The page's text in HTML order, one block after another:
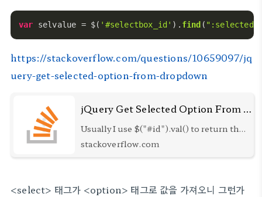
var selvalue = $( '#selectbox_id' ). find ( ":selected"
https://stackoverflow.com/questions/10659097/jq
uery-get-selected-option-from-dropdown
jQuery Get Selected Option From Dropdown
Usually I use $("#id").val() to return the
value of the selected option, but this
stackoverflow.com
<select> 태그가 <option> 태그로 값을 가져오니 그런가